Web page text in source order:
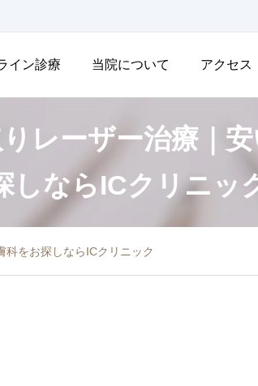
イン診療 当院について アクセス
レーザー治療｜
しならICクリニッ
科をお探しならICクリニック